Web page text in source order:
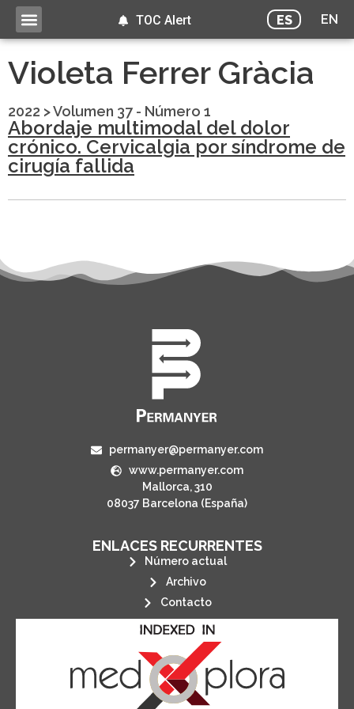
ES EN
TOC Alert
Violeta Ferrer Gràcia
2022 >Volumen 37 - Número 1
Abordaje multimodal del dolor
crónico. Cervicalgia por síndrome de
cirugía fallida
permanyer@permanyer.com
www.permanyer.com
Mallorca, 310
08037 Barcelona (España)
ENLACES RECURRENTES
Número actual
Archivo
Contacto